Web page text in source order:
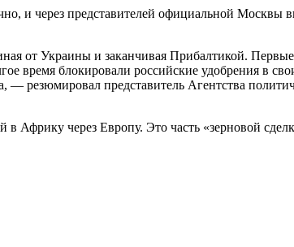
и через представителей официальной Москвы
от Украины и заканчивая Прибалтикой. Первые
время блокировали российские удобрения в
резюмировал представитель Агентства
через Европу. Это часть «зерновой